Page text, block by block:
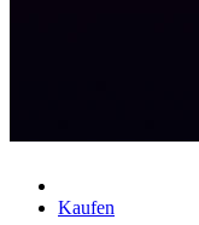
Kaufen